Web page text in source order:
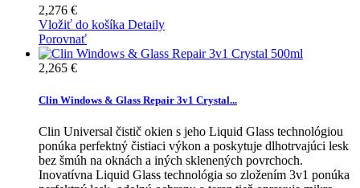
2,276 €
Vložiť do košíka Detaily
Porovnať
2,265 €
Clin Windows & Glass Repair 3v1 Crystal...
Clin Universal čistič okien s jeho Liquid Glass technológiou
ponúka perfektný čistiaci výkon a poskytuje dlhotrvajúci lesk
bez šmúh na oknách a iných sklenených povrchoch.
Inovatívna Liquid Glass technológia so zložením 3v1 ponúka